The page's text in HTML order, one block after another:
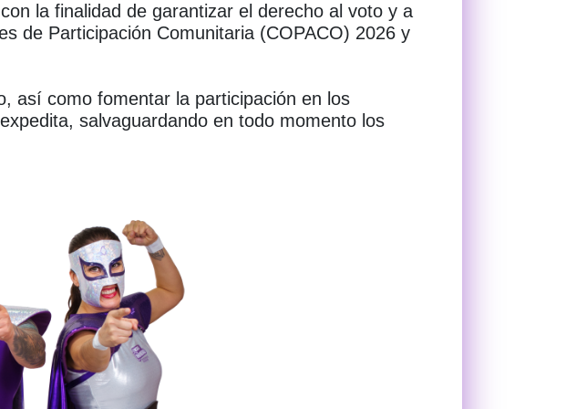
la finalidad de garantizar el derecho al voto y a
de Participación Comunitaria (COPACO) 2026 y
así como fomentar la participación en los
salvaguardando en todo momento los